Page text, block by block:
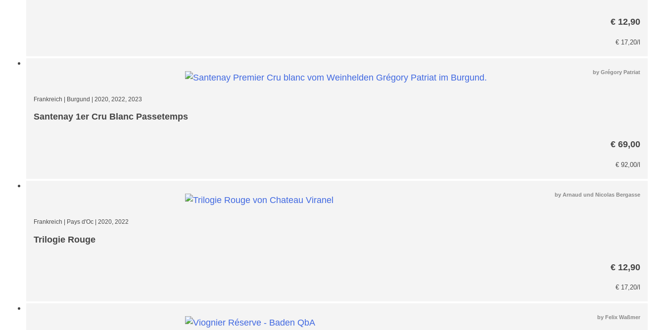
€ 12,90
€ 17,20/l
byGrégory Patriat
Frankreich Burgund 2020, 2022, 2023
Santenay 1er Cru Blanc Passetemps
€ 69,00
€ 92,00/l
by Arnaud und Nicolas Bergasse
Frankreich Pays d'Oc| 2020, 2022
Trilogie Rouge
€ 12,90
€ 17,20/l
byFelix Waßmer